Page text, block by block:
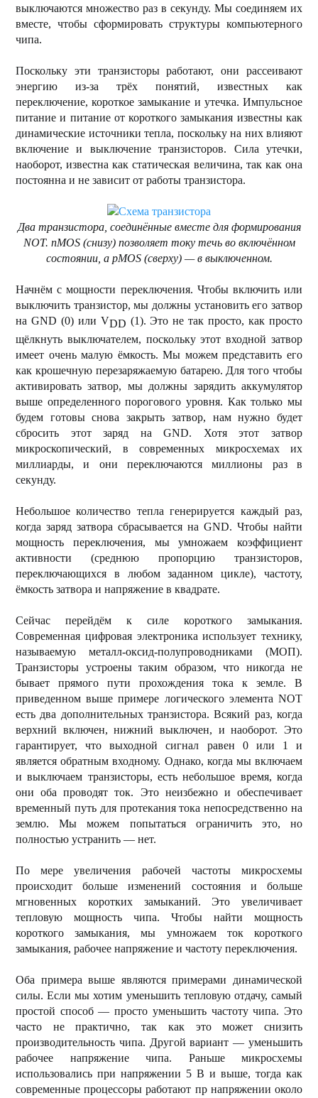
выключаются множество раз в секунду. Мы соединяем их
вместе, чтобы сформировать структуры компьютерного
чипа.
Поскольку эти транзисторы работают, они рассеивают
энергию из-за трёх понятий, известных как
переключение, короткое замыкание и утечка. Импульсное
питание и питание от короткого замыкания известны как
динамические источники тепла, поскольку на них влияют
включение и выключение транзисторов. Сила утечки,
наоборот, известна как статическая величина, так как она
постоянна и не зависит от работы транзистора.
Два транзистора, соединённые вместе для формирования
NOT. nMOS (снизу) позволяет току течь во включённом
состоянии, а pMOS (сверху) — в выключенном.
Начнём с мощности переключения. Чтобы включить или
выключить транзистор, мы должны установить его затвор
на GND (0) или VDD​ (1). Это не так просто, как просто
щёлкнуть выключателем, поскольку этот входной затвор
имеет очень малую ёмкость. Мы можем представить его
как крошечную перезаряжаемую батарею. Для того чтобы
активировать затвор, мы должны зарядить аккумулятор
выше определенного порогового уровня. Как только мы
будем готовы снова закрыть затвор, нам нужно будет
сбросить этот заряд на GND. Хотя этот затвор
микроскопический, в современных микросхемах их
миллиарды, и они переключаются миллионы раз в
секунду.
Небольшое количество тепла генерируется каждый раз,
когда заряд затвора сбрасывается на GND. Чтобы найти
мощность переключения, мы умножаем коэффициент
активности (среднюю пропорцию транзисторов,
переключающихся в любом заданном цикле), частоту,
ёмкость затвора и напряжение в квадрате.
Сейчас перейдём к силе короткого замыкания.
Современная цифровая электроника использует технику,
называемую металл-оксид-полупроводниками (МОП).
Транзисторы устроены таким образом, что никогда не
бывает прямого пути прохождения тока к земле. В
приведенном выше примере логического элемента NOT
есть два дополнительных транзистора. Всякий раз, когда
верхний включен, нижний выключен, и наоборот. Это
гарантирует, что выходной сигнал равен 0 или 1 и
является обратным входному. Однако, когда мы включаем
и выключаем транзисторы, есть небольшое время, когда
они оба проводят ток. Это неизбежно и обеспечивает
временный путь для протекания тока непосредственно на
землю. Мы можем попытаться ограничить это, но
полностью устранить — нет.
По мере увеличения рабочей частоты микросхемы
происходит больше изменений состояния и больше
мгновенных коротких замыканий. Это увеличивает
тепловую мощность чипа. Чтобы найти мощность
короткого замыкания, мы умножаем ток короткого
замыкания, рабочее напряжение и частоту переключения.
Оба примера выше являются примерами динамической
силы. Если мы хотим уменьшить тепловую отдачу, самый
простой способ — просто уменьшить частоту чипа. Это
часто не практично, так как это может снизить
производительность чипа. Другой вариант — уменьшить
рабочее напряжение чипа. Раньше микросхемы
использовались при напряжении 5 В и выше, тогда как
современные процессоры работают пр напряжении около